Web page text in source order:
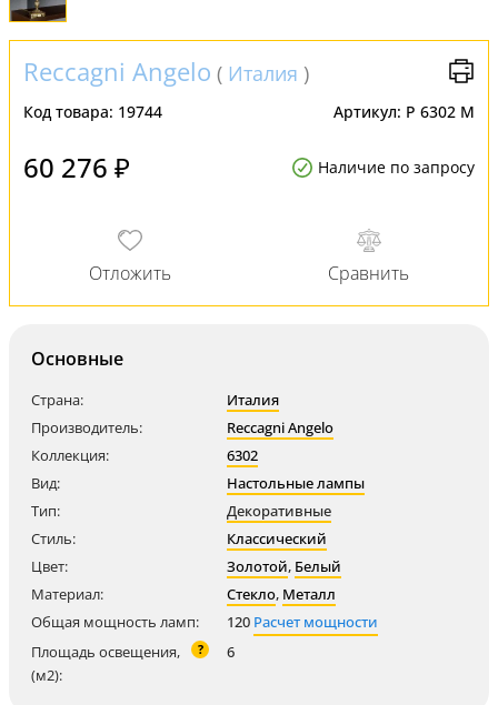
Reccagni Angelo ( Италия )
Код товара: 19744 Артикул: P 6302 M
60 276 ₽ Наличие по запросу
Основные
Страна:
Италия
Производитель:
Reccagni Angelo
Коллекция:
6302
Вид:
Настольные лампы
Тип:
Декоративные
Стиль:
Классический
Цвет:
Золотой, Белый
Материал:
Стекло, Металл
Общая мощность ламп:
120 Расчет мощности
Площадь освещения,
(м2):
? 6